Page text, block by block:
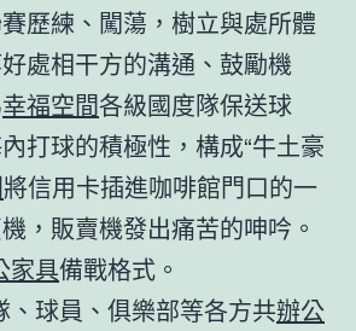
歷練、闖蕩，樹立與處所體
處相干方的溝通、鼓勵機
幸福空間各級國度隊保送球
打球的積極性，構成“牛土豪
將信用卡插進咖啡館門口的一
，販賣機發出痛苦的呻吟。
家具備戰格式。
、球員、俱樂部等各方共辦公